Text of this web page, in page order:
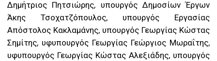
Δημήτριος Πητσιώρης, υπουργός Δημοσίων Έργων
Άκης Τσοχατζόπουλος, υπουργός Εργασίας
Απόστολος Κακλαμάνης, υπουργός Γεωργίας Κώστας
Σημίτης, υφυπουργός Γεωργίας Γεώργιος Μωραΐτης,
υφυπουργός Γεωργίας Κώστας Αλεξιάδης, υπουργός